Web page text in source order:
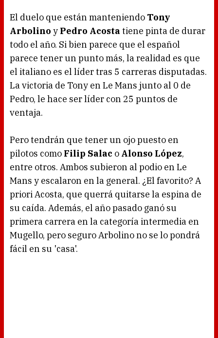
El duelo que están manteniendo Tony
Arbolino y Pedro Acosta tiene pinta de durar
todo el año. Si bien parece que el español
parece tener un punto más, la realidad es que
el italiano es el líder tras 5 carreras disputadas.
La victoria de Tony en Le Mans junto al 0 de
Pedro, le hace ser líder con 25 puntos de
ventaja.
Pero tendrán que tener un ojo puesto en
pilotos como Filip Salac o Alonso López,
entre otros. Ambos subieron al podio en Le
Mans y escalaron en la general. ¿El favorito? A
priori Acosta, que querrá quitarse la espina de
su caída. Además, el año pasado ganó su
primera carrera en la categoría intermedia en
Mugello, pero seguro Arbolino no se lo pondrá
fácil en su 'casa'.